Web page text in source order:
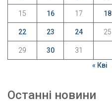
15 16 17 18
22 23 24 25
29 30
31
« Кві
Останні новини